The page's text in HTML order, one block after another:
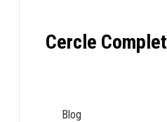
Cercle Complet
Blog